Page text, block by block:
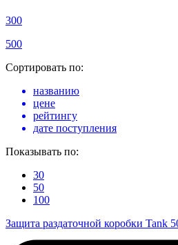
300
500
Сортировать по:
названию
цене
рейтингу
дате поступления
Показывать по:
30
50
100
Защита раздаточной коробки Tank